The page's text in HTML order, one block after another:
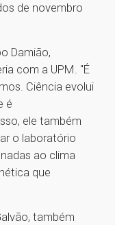
de novembro
Damião,
com a UPM. "É
Ciência evolui
é
ele também
o laboratório
ao clima
que
também